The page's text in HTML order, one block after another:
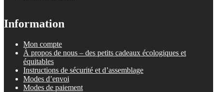
Information
Mon compte
À propos de nous – des petits cadeaux écologiques et
équitables
Instructions de sécurité et d’assemblage
Modes d’envoi
Modes de paiement